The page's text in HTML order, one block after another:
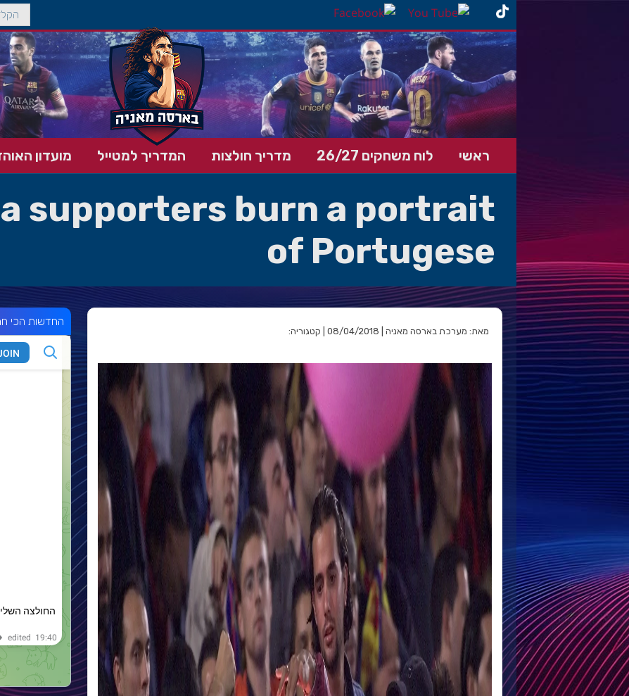
ראשי לוח משחקים 26/27 מדריך חולצות המדריך למטייל מועדון
supporters burn a portrait
of Portugese
מאת: מערכת בארסה מאניה | 08/04/2018 | קטגוריה:
החדשות הכי